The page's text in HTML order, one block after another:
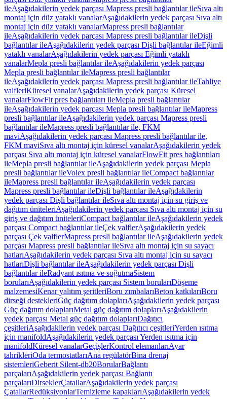
ileAşağıdakilerin yedek parçası Mapress presli bağlantılar ileSıva altı
montaj için düz yataklı vanalarAşağıdakilerin yedek parçası Sıva altı
montaj için düz yataklı vanalarMapress presli bağlantılar
ileAşağıdakilerin yedek parçası Mapress presli bağlantılar ileDişli
bağlantılar ileAşağıdakilerin yedek parçası Dişli bağlantılar ileEğimli
yataklı vanalarAşağıdakilerin yedek parçası Eğimli yataklı
vanalarMepla presli bağlantılar ileAşağıdakilerin yedek parçası
Mepla presli bağlantılar ileMapress presli bağlantılar
ileAşağıdakilerin yedek parçası Mapress presli bağlantılar ileTahliye
valfleriKüresel vanalarAşağıdakilerin yedek parçası Küresel
vanalarFlowFit pres bağlantıları ileMepla presli bağlantılar
ileAşağıdakilerin yedek parçası Mepla presli bağlantılar ileMapress
presli bağlantılar ileAşağıdakilerin yedek parçası Mapress presli
bağlantılar ileMapress presli bağlantılar ile, FKM
maviAşağıdakilerin yedek parçası Mapress presli bağlantılar ile,
FKM maviSıva altı montaj için küresel vanalarAşağıdakilerin yedek
parçası Sıva altı montaj için küresel vanalarFlowFit pres bağlantıları
ileMepla presli bağlantılar ileAşağıdakilerin yedek parçası Mepla
presli bağlantılar ileVolex presli bağlantılar ileCompact bağlantılar
ileMapress presli bağlantılar ileAşağıdakilerin yedek parçası
Mapress presli bağlantılar ileDişli bağlantılar ileAşağıdakilerin
yedek parçası Dişli bağlantılar ileSıva altı montaj için su giriş ve
dağıtım üniteleriAşağıdakilerin yedek parçası Sıva altı montaj için su
giriş ve dağıtım üniteleriCompact bağlantılar ileAşağıdakilerin yedek
parçası Compact bağlantılar ileÇek valflerAşağıdakilerin yedek
parçası Çek valflerMapress presli bağlantılar ileAşağıdakilerin yedek
parçası Mapress presli bağlantılar ileSıva altı montaj için su sayacı
hatlarıAşağıdakilerin yedek parçası Sıva altı montaj için su sayacı
hatlarıDişli bağlantılar ileAşağıdakilerin yedek parçası Dişli
bağlantılar ileRadyant ısıtma ve soğutmaSistem
borularıAşağıdakilerin yedek parçası Sistem borularıDöşeme
malzemesiKenar yalıtım şeritleriBoru zımbalarıBeton katkılarıBoru
dirseği destekleriGüç dağıtım dolaplarıAşağıdakilerin yedek parçası
Güç dağıtım dolaplarıMetal güç dağıtım dolaplarıAşağıdakilerin
yedek parçası Metal güç dağıtım dolaplarıDağıtıcı
çeşitleriAşağıdakilerin yedek parçası Dağıtıcı çeşitleriYerden ısıtma
için manifoldAşağıdakilerin yedek parçası Yerden ısıtma için
manifoldKüresel vanalarGeçişlerKontrol elemanlarıAyar
tahrikleriOda termostatlarıAna regülatörBina drenaj
sistemleriGeberit Silent-db20BorularBağlantı
parçalarıAşağıdakilerin yedek parçası Bağlantı
parçalarıDirseklerÇatallarAşağıdakilerin yedek parçası
ÇatallarRedüksiyonlarTemizleme kapaklarıAşağıdakilerin yedek